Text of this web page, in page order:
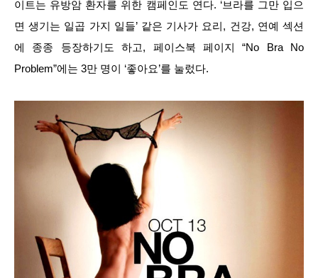
이트는 유방암 환자를 위한 캠페인도 연다. ‘브라를 그만 입으
면 생기는 일곱 가지 일들’ 같은 기사가 요리, 건강, 연예 섹션
에 종종 등장하기도 하고, 페이스북 페이지 “No Bra No
Problem”에는 3만 명이 ‘좋아요’를 눌렀다.